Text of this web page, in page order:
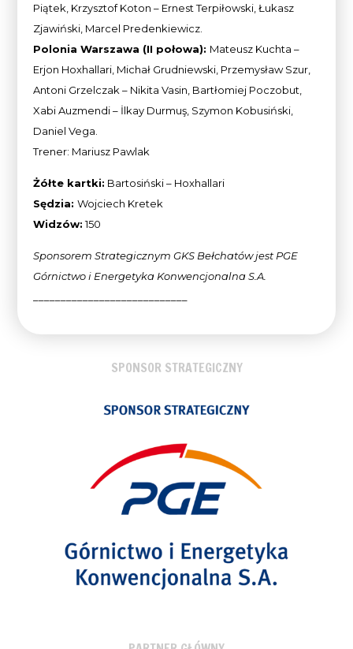
Piątek, Krzysztof Koton – Ernest Terpiłowski, Łukasz
Zjawiński, Marcel Predenkiewicz.
Polonia Warszawa (II połowa): Mateusz Kuchta –
Erjon Hoxhallari, Michał Grudniewski, Przemysław Szur,
Antoni Grzelczak – Nikita Vasin, Bartłomiej Poczobut,
Xabi Auzmendi – İlkay Durmuş, Szymon Kobusiński,
Daniel Vega.
Trener: Mariusz Pawlak
Żółte kartki: Bartosiński – Hoxhallari
Sędzia:Wojciech Kretek
Widzów:150
Sponsorem Strategicznym GKS Bełchatów jest PGE
Górnictwo i Energetyka Konwencjonalna S.A.
SPONSOR STRATEGICZNY